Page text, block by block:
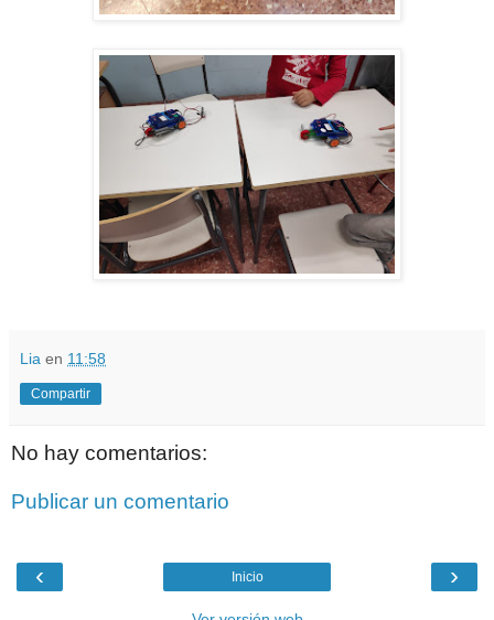
Lia en 11:58
Compartir
No hay comentarios:
Publicar un comentario
‹ ›
Inicio